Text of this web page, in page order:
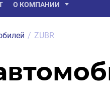
О КОМПАНИИ
/ ZUBR